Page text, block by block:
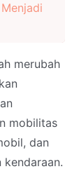
merubah
mobilitas
dan
kendaraan.